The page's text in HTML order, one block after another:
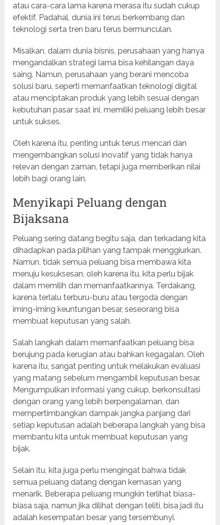
atau cara-cara lama karena merasa itu sudah cukup
efektif. Padahal, dunia ini terus berkembang dan
teknologi serta tren baru terus bermunculan.
Misalkan, dalam dunia bisnis, perusahaan yang hanya
mengandalkan strategi lama bisa kehilangan daya
saing. Namun, perusahaan yang berani mencoba
solusi baru, seperti memanfaatkan teknologi digital
atau menciptakan produk yang lebih sesuai dengan
kebutuhan pasar saat ini, memiliki peluang lebih besar
untuk sukses.
Oleh karena itu, penting untuk terus mencari dan
mengembangkan solusi inovatif yang tidak hanya
relevan dengan zaman, tetapi juga memberikan nilai
lebih bagi orang lain.
Menyikapi Peluang dengan
Bijaksana
Peluang sering datang begitu saja, dan terkadang kita
dihadapkan pada pilihan yang tampak menggiurkan.
Namun, tidak semua peluang bisa membawa kita
menuju kesuksesan, oleh karena itu, kita perlu bijak
dalam memilih dan memanfaatkannya. Terdakang,
karena terlalu terburu-buru atau tergoda dengan
iming-iming keuntungan besar, seseorang bisa
membuat keputusan yang salah.
Salah langkah dalam memanfaatkan peluang bisa
berujung pada kerugian atau bahkan kegagalan. Oleh
karena itu, sangat penting untuk melakukan evaluasi
yang matang sebelum mengambil keputusan besar.
Mengumpulkan informasi yang cukup, berkonsultasi
dengan orang yang lebih berpengalaman, dan
mempertimbangkan dampak jangka panjang dari
setiap keputusan adalah beberapa langkah yang bisa
membantu kita untuk membuat keputusan yang
bijak.
Selain itu, kita juga perlu mengingat bahwa tidak
semua peluang datang dengan kemasan yang
menarik. Beberapa peluang mungkin terlihat biasa-
biasa saja, namun jika dilihat dengan teliti, bisa jadi itu
adalah kesempatan besar yang tersembunyi.